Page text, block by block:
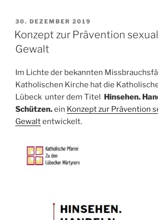
VERÖFFENTLICHT
AM
30. DEZEMBER 2019
Konzept zur Prävention
Gewalt
Im Lichte der bekannten
Katholischen Kirche hat die
Lübeck unter dem Titel Hinsehen.
Schützen.ein Konzept zur Prävention
Gewaltentwickelt.